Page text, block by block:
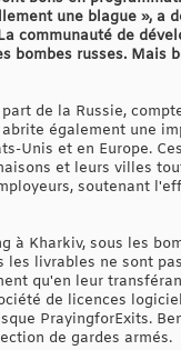
une blague », a
communauté de
bombes russes. Mais
de la Russie,
également une
Unis et en Europe.
et leurs villes
soutenant
à Kharkiv, sous les
livrables ne sont
qu'en leur
de licences
PrayingforExits.
de gardes armés.